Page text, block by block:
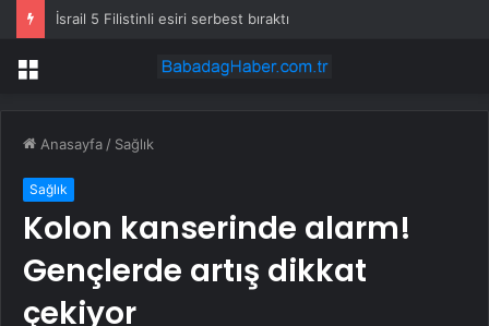
İsrail 5 Filistinli esiri serbest bıraktı
Menü
Anasayfa / Sağlık
Sağlık
Kolon kanserinde alarm!
Gençlerde artış dikkat
çekiyor